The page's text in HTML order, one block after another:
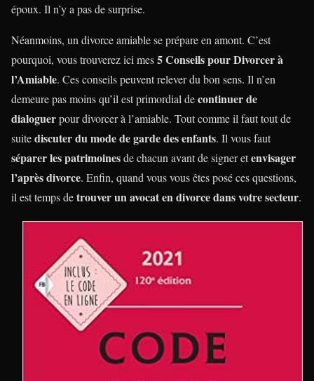
époux. Il n’y a pas de surprise.
Néanmoins, un divorce amiable se prépare en amont. C’est
pourquoi, vous trouverez ici mes5 Conseils pour Divorcer à
l’Amiable. Ces conseils peuvent relever du bon sens. Il n’en
demeure pas moins qu’il est primordial decontinuer de
dialoguerpour divorcer à l’amiable. Tout comme il faut tout de
suitediscuter du mode de garde des enfants. Il vous faut
séparer les patrimoinesde chacun avant de signer etenvisager
l’après divorce. Enfin, quand vous vous êtes posé ces questions,
il est temps detrouver un avocat en divorce dans votre secteur.